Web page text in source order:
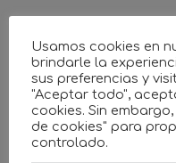
0 Shares
Usamos cookies en
brindarle la
sus preferencias y
"Aceptar todo",
cookies. Sin
de cookies" para
controlado.